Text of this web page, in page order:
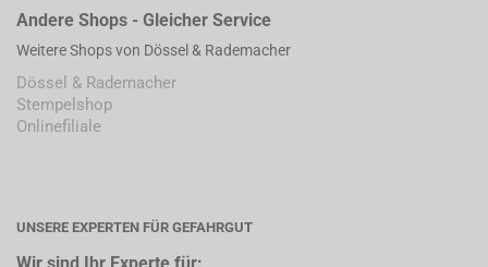
Andere Shops - Gleicher Service
Weitere Shops von Dössel & Rademacher
Dössel & Rademacher
Stempelshop
Onlinefiliale
UNSERE EXPERTEN FÜR GEFAHRGUT